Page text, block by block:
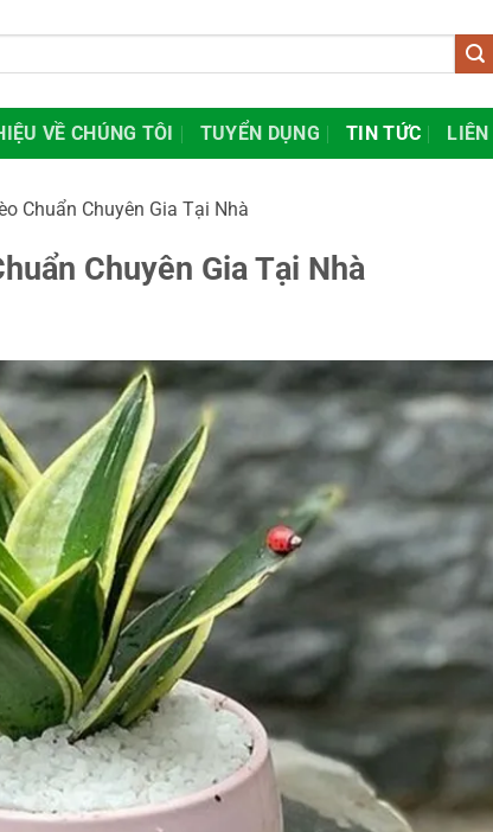
VỀ CHÚNG TÔI TUYỂN DỤNG TIN TỨC LIÊN
Chuẩn Chuyên Gia Tại Nhà
Chuyên Gia Tại Nhà